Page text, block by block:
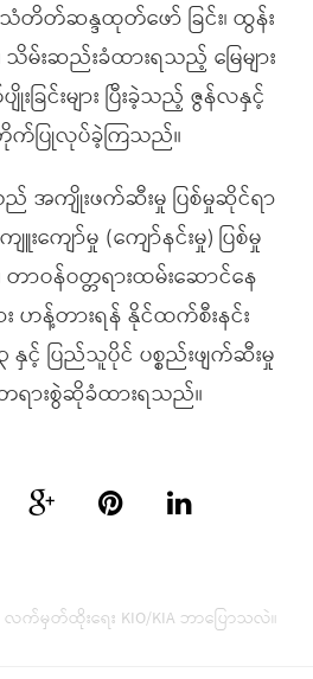
တိတ်ဆန္ဒထုတ်ဖော် ခြင်း၊ ထွန်း
သိမ်းဆည်းခံထားရသည့် မြေများ
ခြင်းများ ပြီးခဲ့သည့် ဇွန်လနှင့်
ပြုလုပ်ခဲ့ကြသည်။
အကျိုးဖက်ဆီးမှု ပြစ်မှုဆိုင်ရာ
းကျော်မှု (ကျော်နင်းမှု) ပြစ်မှု
တာဝန်ဝတ္တရားထမ်းဆောင်နေ
ဟန့်တားရန် နိုင်ထက်စီးနင်း
နှင့် ပြည်သူပိုင် ပစ္စည်းဖျက်ဆီးမှု
ရားစွဲဆိုခံထားရသည်။
လက်မှတ်ထိုးရေး KIO/KIA ဘာပြောသလဲ။